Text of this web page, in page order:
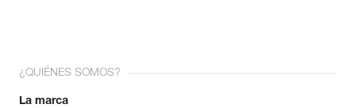
¿QUIÉNES SOMOS?
La marca